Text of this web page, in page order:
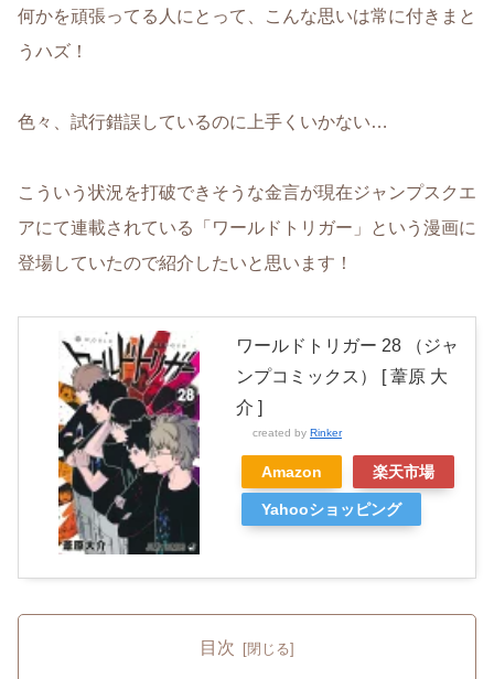
何かを頑張ってる人にとって、こんな思いは常に付きまと
うハズ！
色々、試行錯誤しているのに上手くいかない…
こういう状況を打破できそうな金言が現在ジャンプスクエ
アにて連載されている「ワールドトリガー」という漫画に
登場していたので紹介したいと思います！
ワールドトリガー 28 （ジャ
ンプコミックス） [ 葦原 大
介 ]
created by Rinker
Amazon 楽天市場
Yahooショッピング
目次